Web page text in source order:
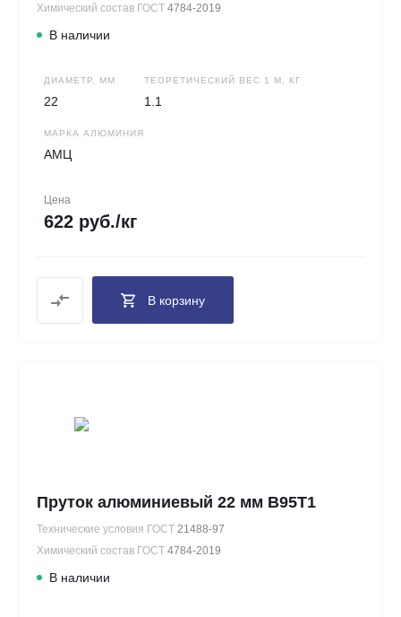
Химический состав ГОСТ 4784-2019
В наличии
ДИАМЕТР, ММ
22
ТЕОРЕТИЧЕСКИЙ ВЕС 1 М, КГ
1.1
МАРКА АЛЮМИНИЯ
АМЦ
Цена
622 руб./кг
В корзину
Пруток алюминиевый 22 мм В95Т1
Технические условия ГОСТ 21488-97
Химический состав ГОСТ 4784-2019
В наличии